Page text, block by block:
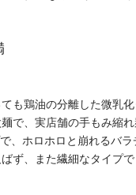
も鶏油の分離した微乳
で、実店舗の手もみ縮
、ホロホロと崩れるバ
ず、また繊細なタイプ